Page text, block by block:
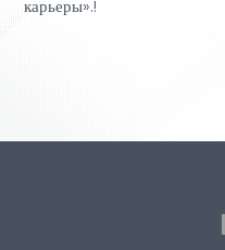
карьеры».!